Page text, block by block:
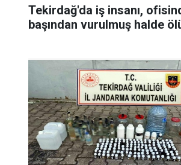
Tekirdağ'da iş insanı,
başından vurulmuş halde